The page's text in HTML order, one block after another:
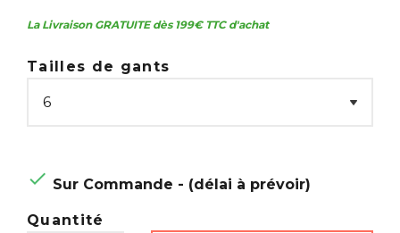
La Livraison GRATUITE dès 199€ TTC d'achat
Tailles de gants
 Sur Commande - (délai à prévoir)
Quantité